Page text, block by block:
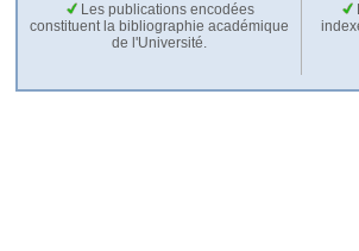
Les publications encodées
constituent la bibliographie académique
de l'Université.